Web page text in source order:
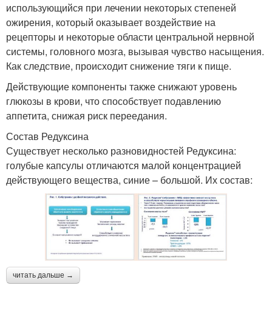
использующийся при лечении некоторых степеней
ожирения, который оказывает воздействие на
рецепторы и некоторые области центральной нервной
системы, головного мозга, вызывая чувство насыщения.
Как следствие, происходит снижение тяги к пище.
Действующие компоненты также снижают уровень
глюкозы в крови, что способствует подавлению
аппетита, снижая риск переедания.
Состав Редуксина
Существует несколько разновидностей Редуксина:
голубые капсулы отличаются малой концентрацией
действующего вещества, синие – большой. Их состав:
читать дальше →